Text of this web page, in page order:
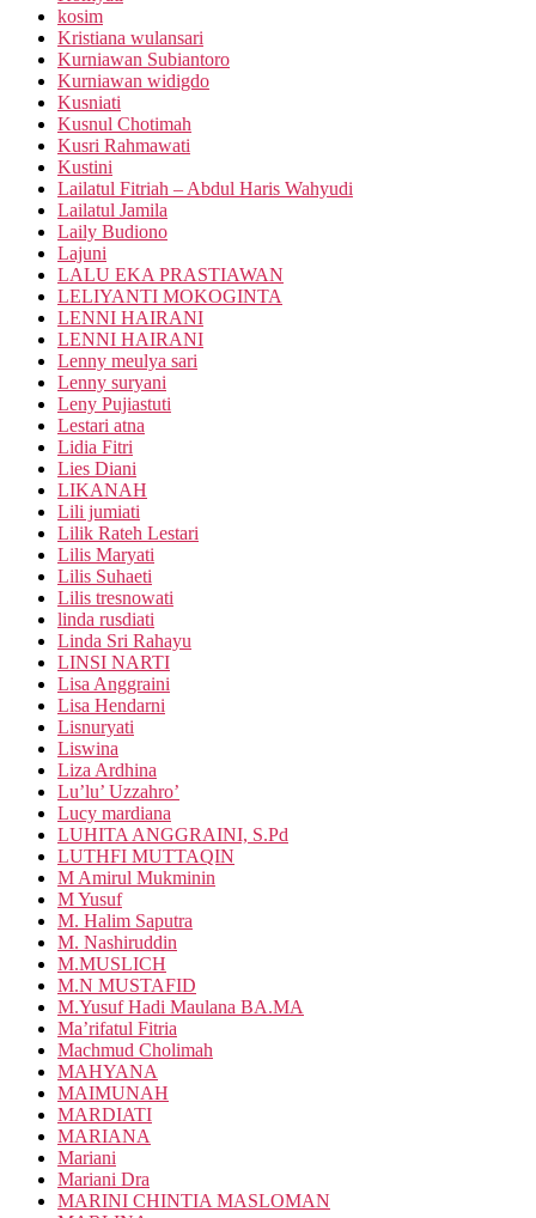
kosim
Kristiana wulansari
Kurniawan Subiantoro
Kurniawan widigdo
Kusniati
Kusnul Chotimah
Kusri Rahmawati
Kustini
Lailatul Fitriah – Abdul Haris Wahyudi
Lailatul Jamila
Laily Budiono
Lajuni
LALU EKA PRASTIAWAN
LELIYANTI MOKOGINTA
LENNI HAIRANI
LENNI HAIRANI
Lenny meulya sari
Lenny suryani
Leny Pujiastuti
Lestari atna
Lidia Fitri
Lies Diani
LIKANAH
Lili jumiati
Lilik Rateh Lestari
Lilis Maryati
Lilis Suhaeti
Lilis tresnowati
linda rusdiati
Linda Sri Rahayu
LINSI NARTI
Lisa Anggraini
Lisa Hendarni
Lisnuryati
Liswina
Liza Ardhina
Lu’lu’ Uzzahro’
Lucy mardiana
LUHITA ANGGRAINI, S.Pd
LUTHFI MUTTAQIN
M Amirul Mukminin
M Yusuf
M. Halim Saputra
M. Nashiruddin
M.MUSLICH
M.N MUSTAFID
M.Yusuf Hadi Maulana BA.MA
Ma’rifatul Fitria
Machmud Cholimah
MAHYANA
MAIMUNAH
MARDIATI
MARIANA
Mariani
Mariani Dra
MARINI CHINTIA MASLOMAN